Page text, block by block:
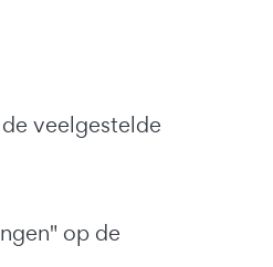
veelgestelde
op de